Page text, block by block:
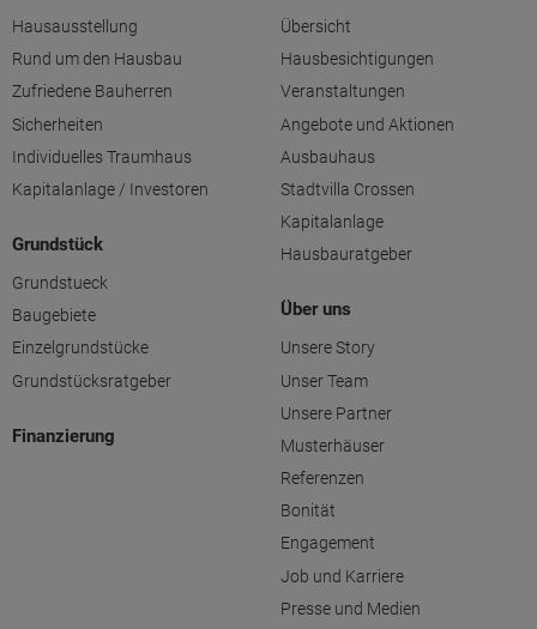
Hausausstellung
Rund um den Hausbau
Zufriedene Bauherren
Sicherheiten
Individuelles Traumhaus
Kapitalanlage / Investoren
Grundstück
Grundstueck
Baugebiete
Einzelgrundstücke
Grundstücksratgeber
Finanzierung
Übersicht
Hausbesichtigungen
Veranstaltungen
Angebote und Aktionen
Ausbauhaus
Stadtvilla Crossen
Kapitalanlage
Hausbauratgeber
Über uns
Unsere Story
Unser Team
Unsere Partner
Musterhäuser
Referenzen
Bonität
Engagement
Job und Karriere
Presse und Medien